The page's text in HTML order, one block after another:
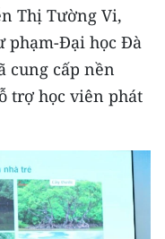
Thị Tường Vi,
phạm-Đại học Đà
cung cấp nền
trợ học viên phát